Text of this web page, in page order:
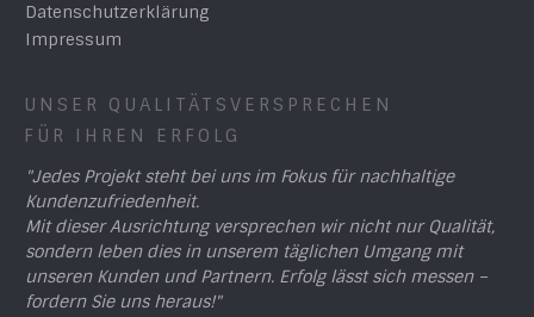
Datenschutzerklärung
Impressum
UNSER QUALITÄTSVERSPRECHEN
FÜR IHREN ERFOLG
"Jedes Projekt steht bei uns im Fokus für nachhaltige
Kundenzufriedenheit.
Mit dieser Ausrichtung versprechen wir nicht nur Qualität,
sondern leben dies in unserem täglichen Umgang mit
unseren Kunden und Partnern. Erfolg lässt sich messen –
fordern Sie uns heraus!"